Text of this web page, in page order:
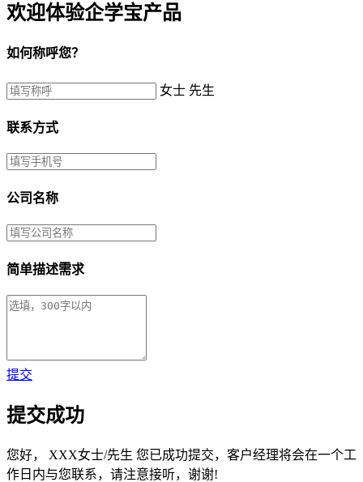
欢迎体验企学宝产品
如何称呼您？
女士 先生
联系方式
公司名称
简单描述需求
提交
提交成功
您好， XXX女士/先生 您已成功提交，客户经理将会在一个工
作日内与您联系，请注意接听，谢谢!